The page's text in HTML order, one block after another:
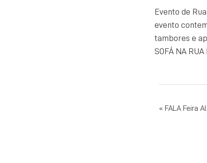
Evento de
evento
tambores e
SOFÁ NA
FALA Feira